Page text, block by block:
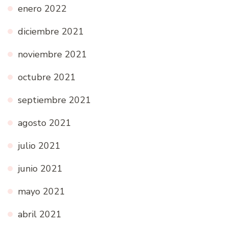
enero 2022
diciembre 2021
noviembre 2021
octubre 2021
septiembre 2021
agosto 2021
julio 2021
junio 2021
mayo 2021
abril 2021